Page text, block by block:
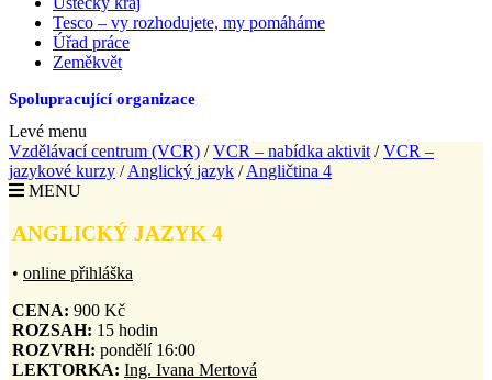
Tesco – vy rozhodujete, my pomáháme
Úřad práce
Zeměkvět
Spolupracující organizace
Levé menu
Vzdělávací centrum (VCR) /VCR – nabídka aktivit /VCR –
jazykové kurzy /Anglický jazyk /Angličtina 4
MENU
ANGLICKÝ JAZYK 4
• online přihláška
CENA: 900 Kč
ROZSAH: 15 hodin
ROZVRH: pondělí 16:00
LEKTORKA: Ing. Ivana Mertová